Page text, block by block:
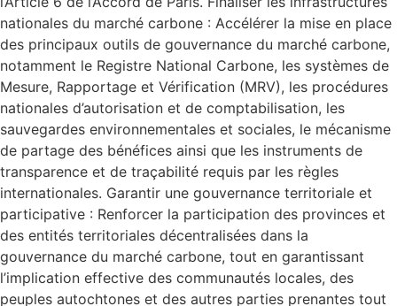
nationales du marché carbone : Accélérer la mise en place
des principaux outils de gouvernance du marché carbone,
notamment le Registre National Carbone, les systèmes de
Mesure, Rapportage et Vérification (MRV), les procédures
nationales d’autorisation et de comptabilisation, les
sauvegardes environnementales et sociales, le mécanisme
de partage des bénéfices ainsi que les instruments de
transparence et de traçabilité requis par les règles
internationales. Garantir une gouvernance territoriale et
participative : Renforcer la participation des provinces et
des entités territoriales décentralisées dans la
gouvernance du marché carbone, tout en garantissant
l’implication effective des communautés locales, des
peuples autochtones et des autres parties prenantes tout